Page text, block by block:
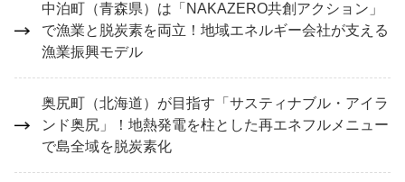
中泊町（青森県）は「NAKAZERO共創アクション」
で漁業と脱炭素を両立！地域エネルギー会社が支える
漁業振興モデル
奥尻町（北海道）が目指す「サスティナブル・アイラ
ンド奥尻」！地熱発電を柱とした再エネフルメニュー
で島全域を脱炭素化